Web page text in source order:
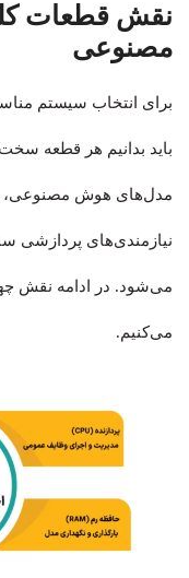
نقش قطعات
مصنوعی
برای انتخاب سیستم
باید بدانیم هر قطعه
نیازمندی‌های پردازشی
می‌شود. در ادامه نقش
می‌کنیم.